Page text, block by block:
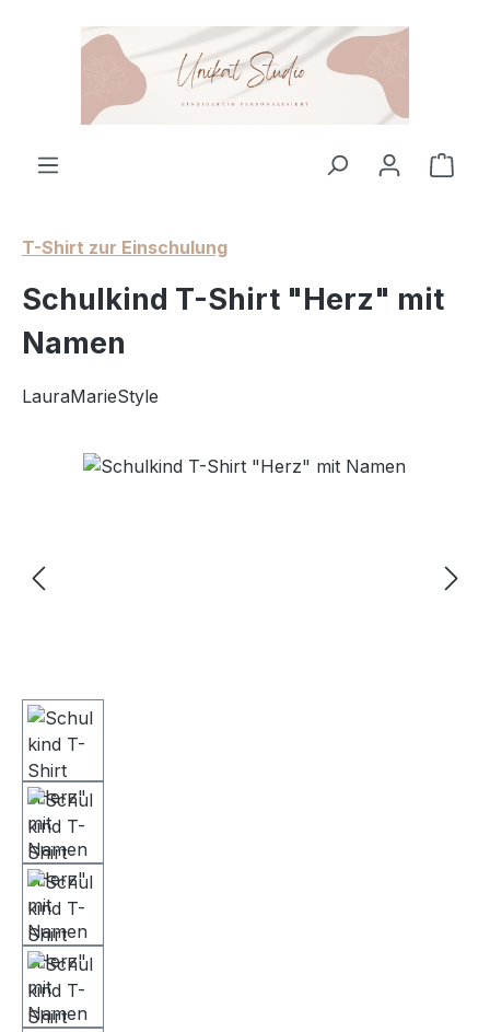
Zum Hauptinhalt springen
T-Shirt zur Einschulung
Schulkind T-Shirt "Herz" mit
Namen
LauraMarieStyle
Bildergalerie überspringen